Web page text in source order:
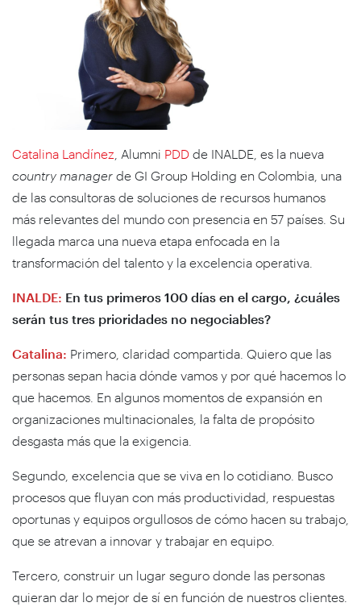
Catalina Landínez , Alumni PDD de INALDE, es la nueva
country manager de GI Group Holding en Colombia, una
de las consultoras de soluciones de recursos humanos
más relevantes del mundo con presencia en 57 países. Su
llegada marca una nueva etapa enfocada en la
transformación del talento y la excelencia operativa.
INALDE: En tus primeros 100 días en el cargo, ¿cuáles
serán tus tres prioridades no negociables?
Catalina: Primero, claridad compartida. Quiero que las
personas sepan hacia dónde vamos y por qué hacemos lo
que hacemos. En algunos momentos de expansión en
organizaciones multinacionales, la falta de propósito
desgasta más que la exigencia.
Segundo, excelencia que se viva en lo cotidiano. Busco
procesos que fluyan con más productividad, respuestas
oportunas y equipos orgullosos de cómo hacen su trabajo,
que se atrevan a innovar y trabajar en equipo.
Tercero, construir un lugar seguro donde las personas
quieran dar lo mejor de sí en función de nuestros clientes.